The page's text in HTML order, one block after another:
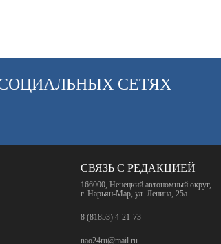
СЕТЯХ
СВЯЗЬ С РЕДАКЦИЕЙ
166000, Ненецкий автономный округ,
г. Нарьян-Мар, ул. Ленина, 25а.
8 (81853) 4-21-73
nao24ru@mail.ru